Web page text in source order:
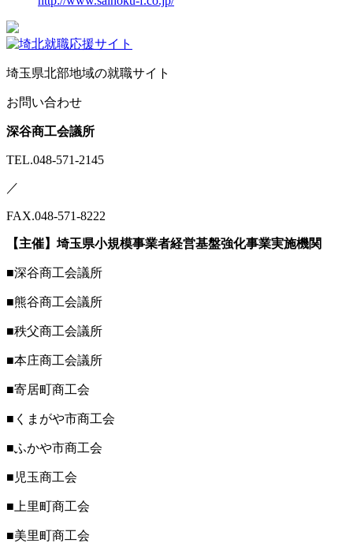
埼玉県北部地域の就職サイト
お問い合わせ
深谷商工会議所
TEL.048-571-2145
／
FAX.048-571-8222
【主催】埼玉県小規模事業者経営基盤強化事業実施機関
■深谷商工会議所
■熊谷商工会議所
■秩父商工会議所
■本庄商工会議所
■寄居町商工会
■くまがや市商工会
■ふかや市商工会
■児玉商工会
■上里町商工会
■美里町商工会